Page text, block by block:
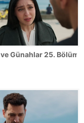
Günahlar 25.